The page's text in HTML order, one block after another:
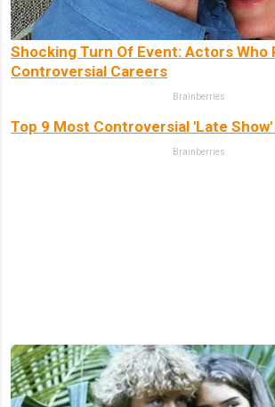
Shocking Turn Of Event: Actors Who
Controversial Careers
Brainberries
Top 9 Most Controversial 'Late
Brainberries